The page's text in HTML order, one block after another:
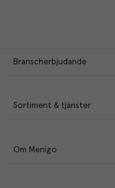
Branscherbjudande
Sortiment & tjänster
Om Menigo